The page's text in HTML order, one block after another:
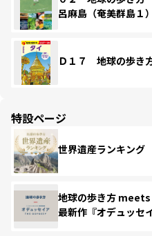
呂麻島（奄美群島
Ｄ１７ 地球の歩き
特設ページ
世界遺産ランキング
地球の歩き方 meets
最新作『オデュッセ